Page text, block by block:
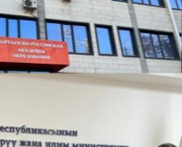
образовательные
и начального
13.07.2026
КЫРГЫЗКО-
ОБРАЗОВАНИЯ
10.07.2026